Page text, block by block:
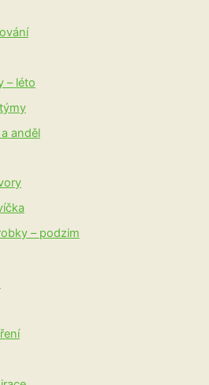
– léto
anděl
– podzim